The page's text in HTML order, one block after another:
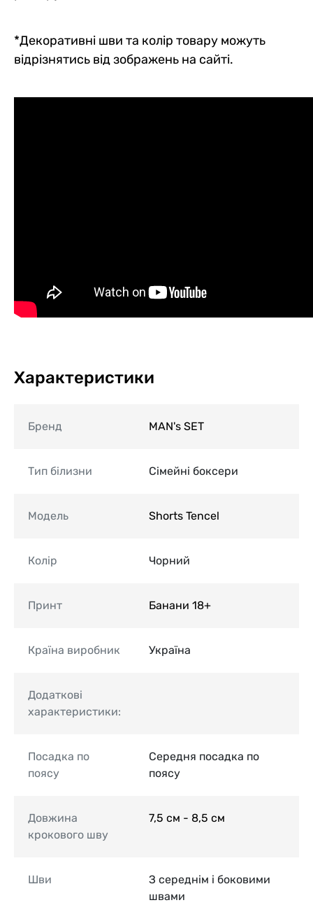
*Декоративні шви та колір товару можуть
відрізнятись від зображень на сайті.
Характеристики
Бренд MAN's SET
Тип білизни Сімейні боксери
Модель Shorts Tencel
Колір Чорний
Принт Банани 18+
Країна виробник Україна
Додаткові
характеристики:
Посадка по
поясу
Середня посадка по
поясу
Довжина
крокового шву
7,5 см - 8,5 см
Шви
З середнім і боковими
швами